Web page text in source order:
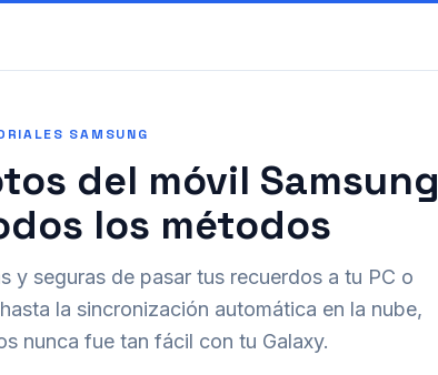
SAMSUNG
del móvil Samsung
los métodos
y seguras de pasar tus recuerdos a tu PC o
la sincronización automática en la nube,
nunca fue tan fácil con tu Galaxy.